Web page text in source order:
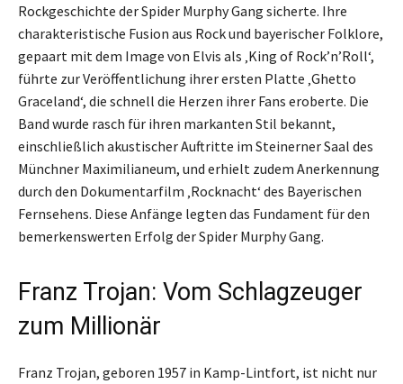
Rockgeschichte der Spider Murphy Gang sicherte. Ihre
charakteristische Fusion aus Rock und bayerischer Folklore,
gepaart mit dem Image von Elvis als ‚King of Rock’n’Roll‘,
führte zur Veröffentlichung ihrer ersten Platte ‚Ghetto
Graceland‘, die schnell die Herzen ihrer Fans eroberte. Die
Band wurde rasch für ihren markanten Stil bekannt,
einschließlich akustischer Auftritte im Steinerner Saal des
Münchner Maximilianeum, und erhielt zudem Anerkennung
durch den Dokumentarfilm ‚Rocknacht‘ des Bayerischen
Fernsehens. Diese Anfänge legten das Fundament für den
bemerkenswerten Erfolg der Spider Murphy Gang.
Franz Trojan: Vom Schlagzeuger
zum Millionär
Franz Trojan, geboren 1957 in Kamp-Lintfort, ist nicht nur